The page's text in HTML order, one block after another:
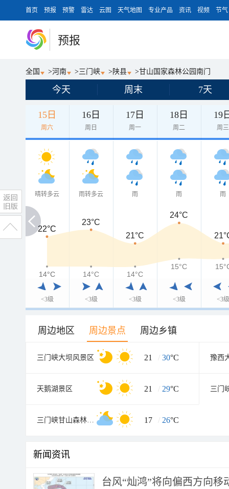
首页 预报 预警 雷达 云图 天气地图 专业产品 资讯 视频 节气
预报
全国 >河南 >三门峡 > 陕县 >甘山国家森林公园南门
今天 周末 7天
15日
周六
16日
周日
17日
周一
18日
周二
19
周三
晴转多云
<3级
雨转多云
<3级
雨
<3级
雨
<3级
雨
<3级
22°C
22°C
23°C
21°C
24°C
14°C
14°C 14°C 14°C
15°C
周边地区 周边景点 周边乡镇
三门峡大坝风景区 21 / 30°C 豫西
天鹅湖景区 21 / 29°C
三门峡甘山森林公园 17 / 26°C
新闻资讯
台风“灿鸿”将向偏西方向移